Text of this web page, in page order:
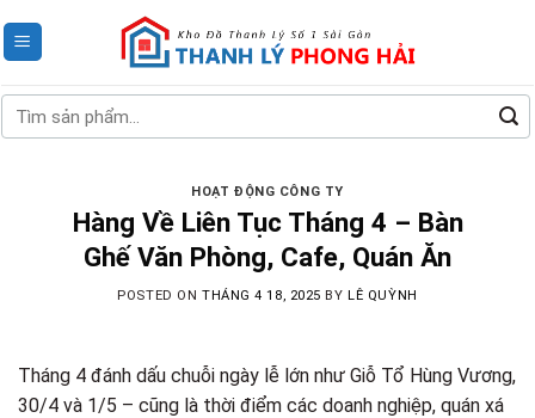
to
Tìm
kiếm:
HOẠT ĐỘNG CÔNG TY
Hàng Về Liên Tục Tháng 4 – Bàn
Ghế Văn Phòng, Cafe, Quán Ăn
POSTED ON THÁNG 4 18, 2025 BYLÊ QUỲNH
Tháng 4 đánh dấu chuỗi ngày lễ lớn như Giỗ Tổ Hùng Vương,
30/4 và 1/5 – cũng là thời điểm các doanh nghiệp, quán xá